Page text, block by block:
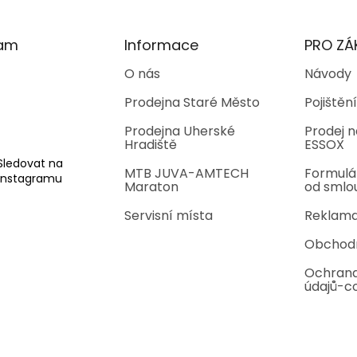
na
Informace
O nás
Prodejna Staré Město
Prodejna Uherské
Hradiště
MTB JUVA-AMTECH
Maraton
Servisní místa
PRO
Návody
Prodej
ESSOX
od
údajů-